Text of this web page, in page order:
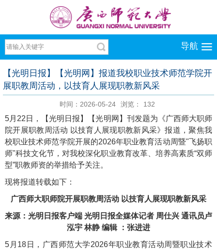
导航
【光明日报】【光明网】报道我校职业技术师范学院开
展职教周活动，以技育人展现职教新风采
时间：2026-05-24 浏览： 132
5月22日，【光明日报】【光明网】刊发题为《广西师大职师
院开展职教周活动 以技育人展现职教新风采》报道，聚焦我
校职业技术师范学院开展的2026年职业教育活动周暨"飞扬职
师"科技文化节，对我校深化职业教育改革、培养高素质“双师
型”职教师资的举措给予关注。
现将报道转载如下：
广西师大职师院开展职教周活动 以技育人展现职教新风采
来源：光明日报客户端 光明日报全媒体记者 周仕兴 通讯员卢
泓宇 林静 编辑 ：张进进
5月18日，广西师范大学2026年职业教育活动周暨职业技术